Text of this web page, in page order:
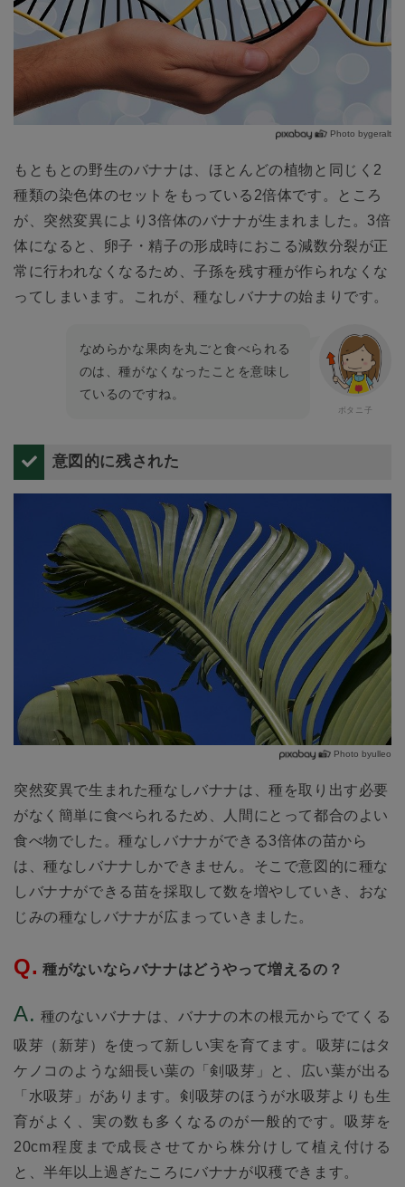
Photo bygeralt
もともとの野生のバナナは、ほとんどの植物と同じく2
種類の染色体のセットをもっている2倍体です。ところ
が、突然変異により3倍体のバナナが生まれました。3倍
体になると、卵子・精子の形成時におこる減数分裂が正
常に行われなくなるため、子孫を残す種が作られなくな
ってしまいます。これが、種なしバナナの始まりです。
なめらかな果肉を丸ごと食べられる
のは、種がなくなったことを意味し
ているのですね。
意図的に残された
Photo byulleo
突然変異で生まれた種なしバナナは、種を取り出す必要
がなく簡単に食べられるため、人間にとって都合のよい
食べ物でした。種なしバナナができる3倍体の苗から
は、種なしバナナしかできません。そこで意図的に種な
しバナナができる苗を採取して数を増やしていき、おな
じみの種なしバナナが広まっていきました。
種がないならバナナはどうやって増えるの？
種のないバナナは、バナナの木の根元からでてくる
吸芽（新芽）を使って新しい実を育てます。吸芽にはタ
ケノコのような細長い葉の「剣吸芽」と、広い葉が出る
「水吸芽」があります。剣吸芽のほうが水吸芽よりも生
育がよく、実の数も多くなるのが一般的です。吸芽を
20cm程度まで成長させてから株分けして植え付ける
と、半年以上過ぎたころにバナナが収穫できます。